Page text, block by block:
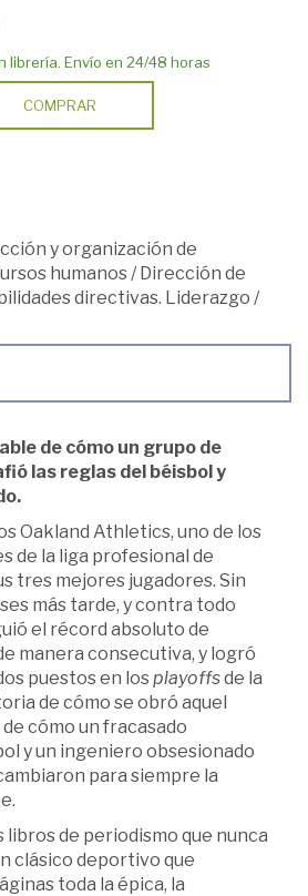
librería. Envío en 24/48 horas
COMPRAR
y organización de
humanos /Dirección de
directivas. Liderazgo /
de cómo un grupo de
las reglas del béisbol y
Oakland Athletics, uno de los
de la liga profesional de
tres mejores jugadores. Sin
más tarde, y contra todo
el récord absoluto de
manera consecutiva, y logró
puestos en losplayoffsde la
de cómo se obró aquel
cómo un fracasado
y un ingeniero obsesionado
para siempre la
libros de periodismo que nunca
clásico deportivo que
toda la épica, la